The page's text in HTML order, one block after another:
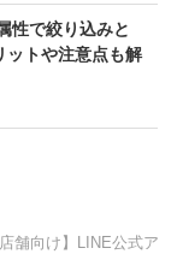
性で絞り込みと
ットや注意点も解
店舗向け】LINE公式ア